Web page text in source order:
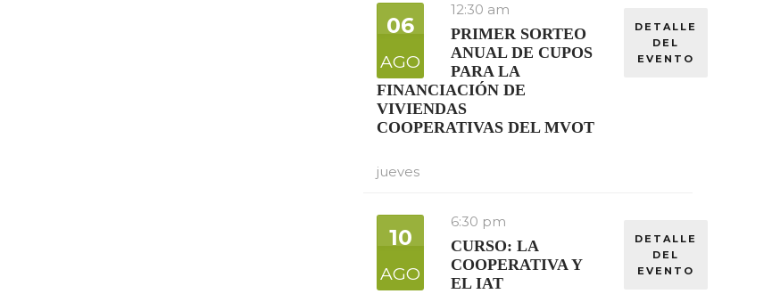
06
AGO
12:30 am
PRIMER SORTEO
ANUAL DE CUPOS
PARA LA
FINANCIACIÓN DE
VIVIENDAS
COOPERATIVAS DEL MVOT
jueves
DETALLE
DEL
EVENTO
10
AGO
6:30 pm
CURSO: LA
COOPERATIVA Y
EL IAT
DETALLE
DEL
EVENTO